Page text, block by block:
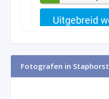
Fotografen in Staphorst